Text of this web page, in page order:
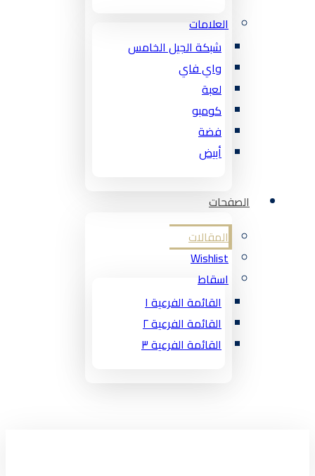
العلامات
شبكة الجيل الخامس
واي فاي
لعبة
كومبو
فضة
أبيض
الصفحات
المقالات
Wishlist
اسقاط
القائمة الفرعية ١
القائمة الفرعية ٢
القائمة الفرعية ٣